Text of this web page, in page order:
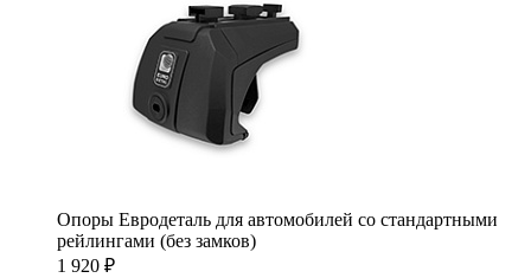
Опоры Евродеталь для автомобилей со стандартными
рейлингами (без замков)
1 920 ₽